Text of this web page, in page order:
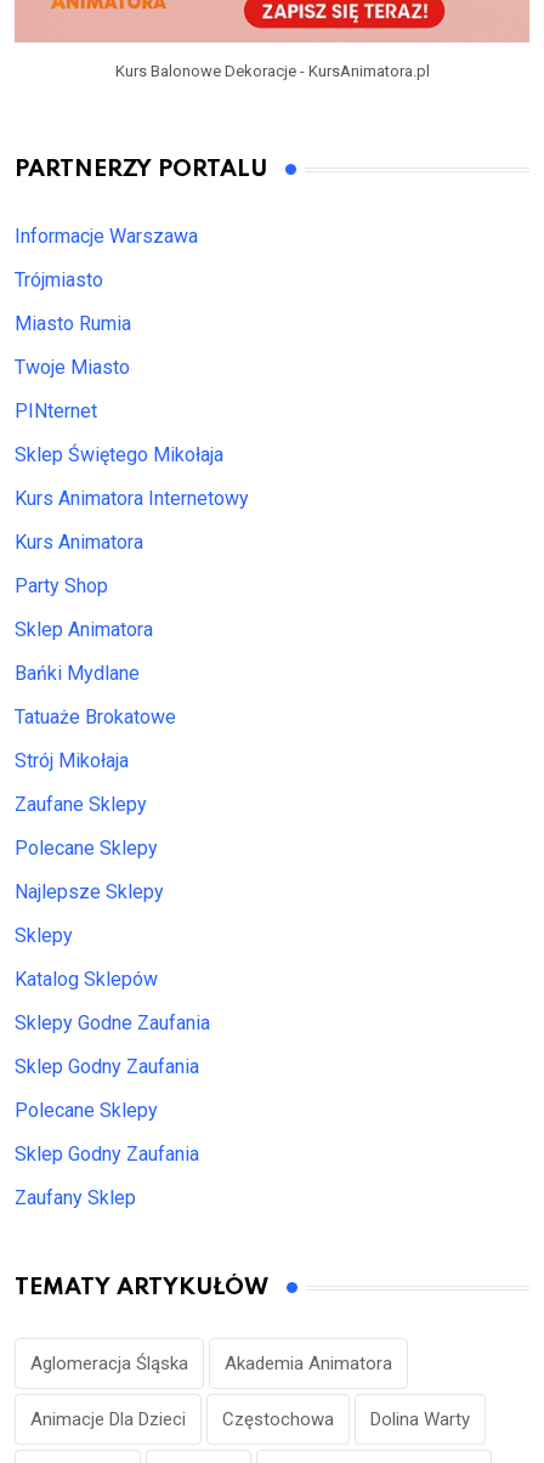
Kurs Balonowe Dekoracje - KursAnimatora.pl
PARTNERZY PORTALU
Informacje Warszawa
Trójmiasto
Miasto Rumia
Twoje Miasto
PINternet
Sklep Świętego Mikołaja
Kurs Animatora Internetowy
Kurs Animatora
Party Shop
Sklep Animatora
Bańki Mydlane
Tatuaże Brokatowe
Strój Mikołaja
Zaufane Sklepy
Polecane Sklepy
Najlepsze Sklepy
Sklepy
Katalog Sklepów
Sklepy Godne Zaufania
Sklep Godny Zaufania
Polecane Sklepy
Sklep Godny Zaufania
Zaufany Sklep
TEMATY ARTYKUŁÓW
Aglomeracja Śląska Akademia Animatora
Animacje Dla Dzieci Częstochowa Dolina Warty